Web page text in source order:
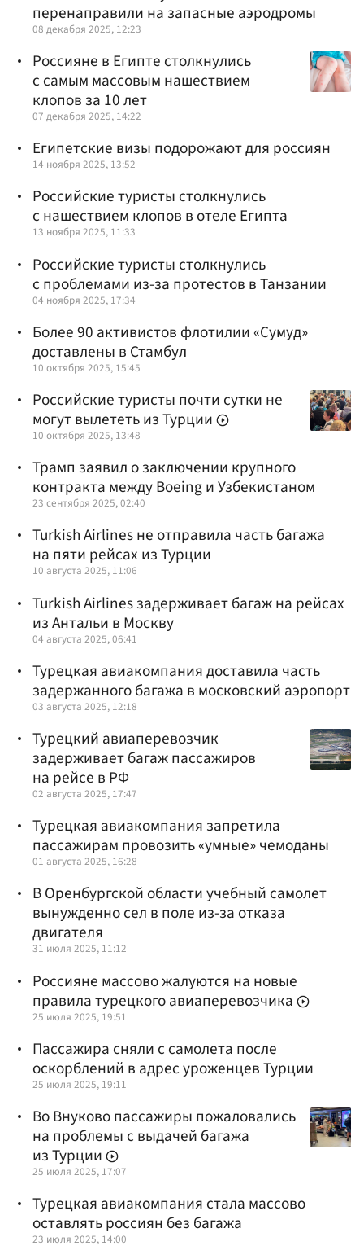
перенаправили на запасные аэродромы
08 декабря 2025, 12:23
Россияне в Египте столкнулись
с самым массовым нашествием
клопов за 10 лет
07 декабря 2025, 14:22
Египетские визы подорожают для россиян
14 ноября 2025, 13:52
Российские туристы столкнулись
с нашествием клопов в отеле Египта
13 ноября 2025, 11:33
Российские туристы столкнулись
с проблемами из-за протестов в Танзании
04 ноября 2025, 17:34
Более 90 активистов флотилии «Сумуд»
доставлены в Стамбул
10 октября 2025, 15:45
Российские туристы почти сутки не
могут вылететь из Турции
10 октября 2025, 13:48
Трамп заявил о заключении крупного
контракта между Boeing и Узбекистаном
23 сентября 2025, 02:40
Turkish Airlines не отправила часть багажа
на пяти рейсах из Турции
10 августа 2025, 11:06
Turkish Airlines задерживает багаж на рейсах
из Антальи в Москву
04 августа 2025, 06:41
Турецкая авиакомпания доставила часть
задержанного багажа в московский аэропорт
03 августа 2025, 12:18
Турецкий авиаперевозчик
задерживает багаж пассажиров
на рейсе в РФ
02 августа 2025, 17:47
Турецкая авиакомпания запретила
пассажирам провозить «умные» чемоданы
01 августа 2025, 16:28
В Оренбургской области учебный самолет
вынужденно сел в поле из-за отказа
двигателя
31 июля 2025, 11:12
Россияне массово жалуются на новые
правила турецкого авиаперевозчика
25 июля 2025, 19:51
Пассажира сняли с самолета после
оскорблений в адрес уроженцев Турции
25 июля 2025, 19:11
Во Внуково пассажиры пожаловались
на проблемы с выдачей багажа
из Турции
25 июля 2025, 17:07
Турецкая авиакомпания стала массово
оставлять россиян без багажа
23 июля 2025, 14:00